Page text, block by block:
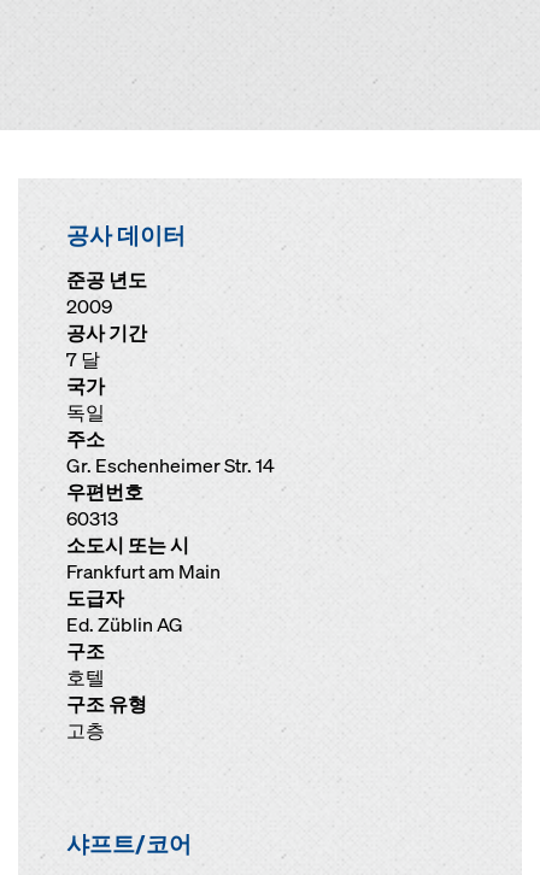
공사 데이터
준공 년도
2009
공사 기간
7 달
국가
독일
주소
Gr. Eschenheimer Str. 14
우편번호
60313
소도시 또는 시
Frankfurt am Main
도급자
Ed. Züblin AG
구조
호텔
구조 유형
고층
샤프트/코어